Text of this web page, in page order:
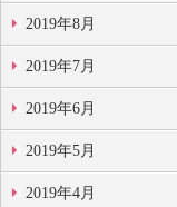
2019年8月
2019年7月
2019年6月
2019年5月
2019年4月